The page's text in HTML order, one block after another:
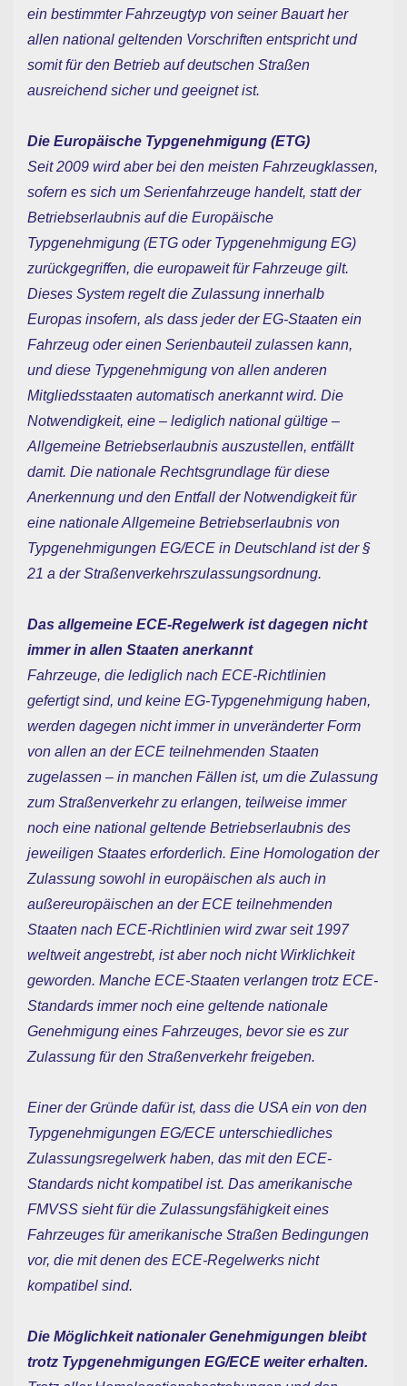
ein bestimmter Fahrzeugtyp von seiner Bauart her
allen national geltenden Vorschriften entspricht und
somit für den Betrieb auf deutschen Straßen
ausreichend sicher und geeignet ist.
Die Europäische Typgenehmigung (ETG)
Seit 2009 wird aber bei den meisten Fahrzeugklassen,
sofern es sich um Serienfahrzeuge handelt, statt der
Betriebserlaubnis auf die Europäische
Typgenehmigung (ETG oder Typgenehmigung EG)
zurückgegriffen, die europaweit für Fahrzeuge gilt.
Dieses System regelt die Zulassung innerhalb
Europas insofern, als dass jeder der EG-Staaten ein
Fahrzeug oder einen Serienbauteil zulassen kann,
und diese Typgenehmigung von allen anderen
Mitgliedsstaaten automatisch anerkannt wird. Die
Notwendigkeit, eine – lediglich national gültige –
Allgemeine Betriebserlaubnis auszustellen, entfällt
damit. Die nationale Rechtsgrundlage für diese
Anerkennung und den Entfall der Notwendigkeit für
eine nationale Allgemeine Betriebserlaubnis von
Typgenehmigungen EG/ECE in Deutschland ist der §
21 a der Straßenverkehrszulassungsordnung.
Das allgemeine ECE-Regelwerk ist dagegen nicht
immer in allen Staaten anerkannt
Fahrzeuge, die lediglich nach ECE-Richtlinien
gefertigt sind, und keine EG-Typgenehmigung haben,
werden dagegen nicht immer in unveränderter Form
von allen an der ECE teilnehmenden Staaten
zugelassen – in manchen Fällen ist, um die Zulassung
zum Straßenverkehr zu erlangen, teilweise immer
noch eine national geltende Betriebserlaubnis des
jeweiligen Staates erforderlich. Eine Homologation der
Zulassung sowohl in europäischen als auch in
außereuropäischen an der ECE teilnehmenden
Staaten nach ECE-Richtlinien wird zwar seit 1997
weltweit angestrebt, ist aber noch nicht Wirklichkeit
geworden. Manche ECE-Staaten verlangen trotz ECE-
Standards immer noch eine geltende nationale
Genehmigung eines Fahrzeuges, bevor sie es zur
Zulassung für den Straßenverkehr freigeben.
Einer der Gründe dafür ist, dass die USA ein von den
Typgenehmigungen EG/ECE unterschiedliches
Zulassungsregelwerk haben, das mit den ECE-
Standards nicht kompatibel ist. Das amerikanische
FMVSS sieht für die Zulassungsfähigkeit eines
Fahrzeuges für amerikanische Straßen Bedingungen
vor, die mit denen des ECE-Regelwerks nicht
kompatibel sind.
Die Möglichkeit nationaler Genehmigungen bleibt
trotz Typgenehmigungen EG/ECE weiter erhalten.